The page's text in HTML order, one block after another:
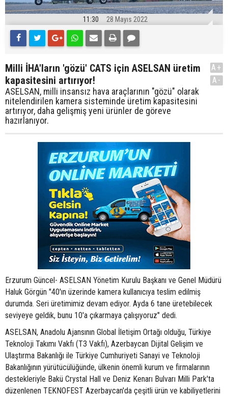
11:30 28 Mayıs 2022
Milli İHA'ların 'gözü' CATS için ASELSAN üretim
kapasitesini artırıyor!
ASELSAN, milli insansız hava araçlarının "gözü" olarak
nitelendirilen kamera sisteminde üretim kapasitesini
artırıyor, daha gelişmiş yeni ürünler de göreve
hazırlanıyor.
A+
A-
Erzurum Güncel- ASELSAN Yönetim Kurulu Başkanı ve Genel Müdürü
Haluk Görgün "40'ın üzerinde kamera kullanıcıya teslim edilmiş
durumda. Seri üretimimiz devam ediyor. Ayda 6 tane üretebilecek
seviyeye geldik, bunu 10'a çıkarmaya çalışıyoruz" dedi.
ASELSAN, Anadolu Ajansının Global İletişim Ortağı olduğu, Türkiye
Teknoloji Takımı Vakfı (T3 Vakfı), Azerbaycan Dijital Gelişim ve
Ulaştırma Bakanlığı ile Türkiye Cumhuriyeti Sanayi ve Teknoloji
Bakanlığının yürütücülüğünde, ülkenin önemli kurum ve firmalarının
destekleriyle Bakü Crystal Hall ve Deniz Kenarı Bulvarı Milli Park'ta
düzenlenen TEKNOFEST Azerbaycan'da çeşitli ürün ve kabiliyetlerini